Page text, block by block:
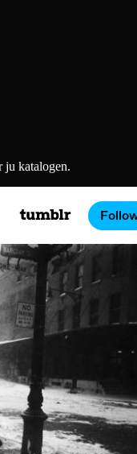
ju katalogen.